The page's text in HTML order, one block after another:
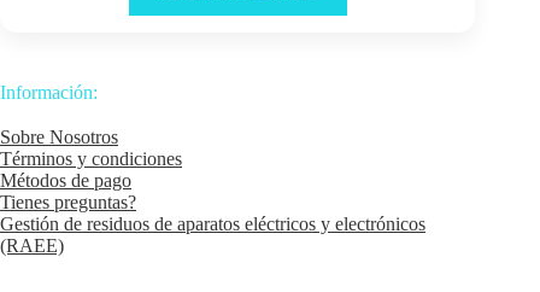
Información:
Sobre Nosotros
Términos y condiciones
Métodos de pago
Tienes preguntas?
Gestión de residuos de aparatos eléctricos y electrónicos
(RAEE)